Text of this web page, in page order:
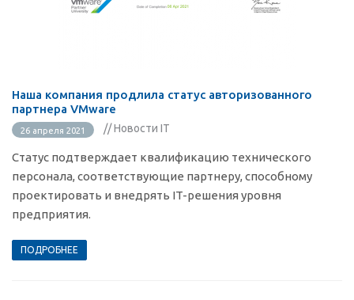
Наша компания продлила статус авторизованного
партнера VMware
26 апреля 2021 // Новости IT
Статус подтверждает квалификацию технического
персонала, соответствующие партнеру, способному
проектировать и внедрять IT-решения уровня
предприятия.
ПОДРОБНЕЕ